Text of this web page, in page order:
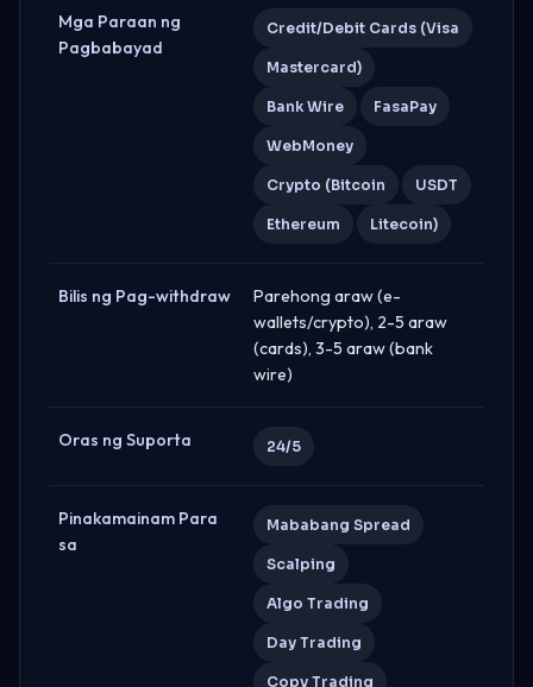
Mga Paraan ng
Pagbabayad
Credit/Debit Cards (Visa
Mastercard)
Bank Wire FasaPay
WebMoney
Crypto (Bitcoin USDT
Ethereum Litecoin)
Bilis ng Pag-withdraw
Parehong araw (e-
wallets/crypto), 2-5 araw
(cards), 3-5 araw (bank
wire)
Oras ng Suporta 24/5
Pinakamainam Para
sa
Mababang Spread
Scalping
Algo Trading
Day Trading
Copy Trading